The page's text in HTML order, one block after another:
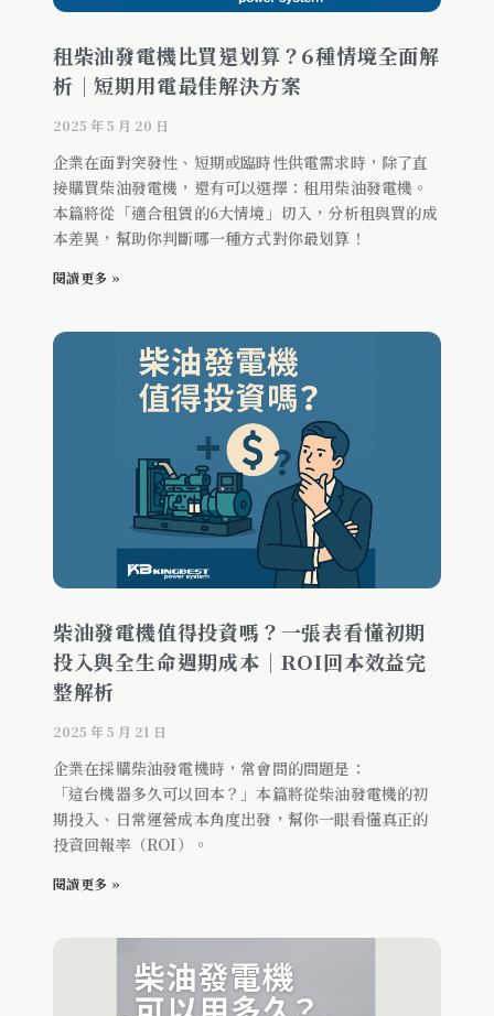
租柴油發電機比買還划算？6種情境全面解
析｜短期用電最佳解決方案
2025 年 5 月 20 日
企業在面對突發性、短期或臨時性供電需求時，除了直
接購買柴油發電機，還有可以選擇：租用柴油發電機。
本篇將從「適合租賃的6大情境」切入，分析租與買的成
本差異，幫助你判斷哪一種方式對你最划算！
閱讀更多 »
柴油發電機值得投資嗎？一張表看懂初期
投入與全生命週期成本｜ROI回本效益完
整解析
2025 年 5 月 21 日
企業在採購柴油發電機時，常會問的問題是：
「這台機器多久可以回本？」本篇將從柴油發電機的初
期投入、日常運營成本角度出發，幫你一眼看懂真正的
投資回報率（ROI）。
閱讀更多 »